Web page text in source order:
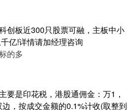
创板近300只股票可融，主板中小
亿!详情请加经理咨询
的多
要是印花税，港股通佣金：万1，
，按成交金额的0.1%计收(取整到